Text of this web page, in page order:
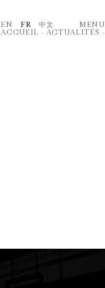
EN FR 中文
MENU
ACCUEIL – ACTUALITÉS –